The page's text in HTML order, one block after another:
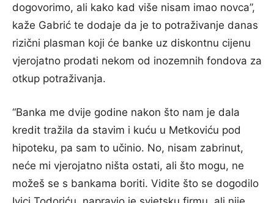
dogovorimo, ali kako kad više nisam imao novca”,
kaže Gabrić te dodaje da je to potraživanje danas
rizični plasman koji će banke uz diskontnu cijenu
vjerojatno prodati nekom od inozemnih fondova za
otkup potraživanja.
“Banka me dvije godine nakon što nam je dala
kredit tražila da stavim i kuću u Metkoviću pod
hipoteku, pa sam to učinio. No, nisam zabrinut,
neće mi vjerojatno ništa ostati, ali što mogu, ne
možeš se s bankama boriti. Vidite što se dogodilo